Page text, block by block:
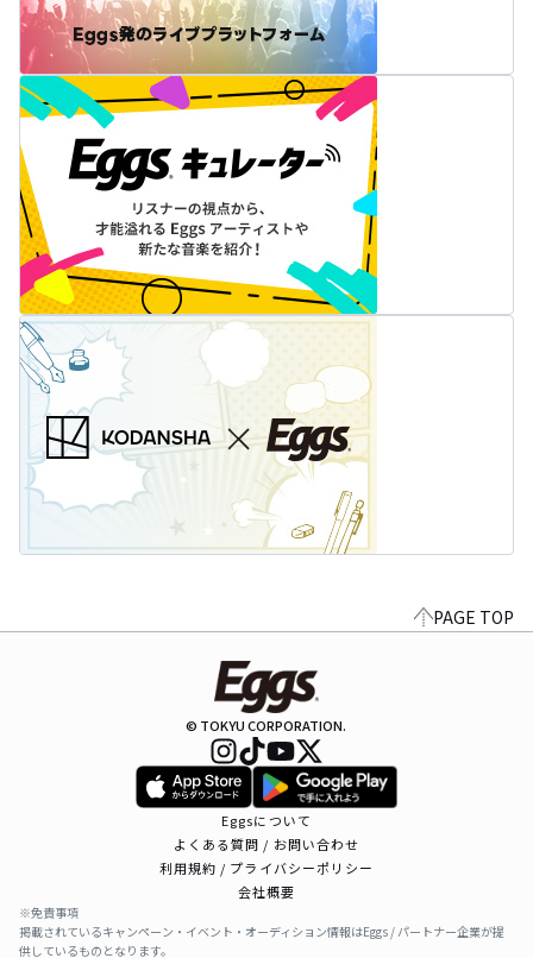
PAGE TOP
© TOKYU CORPORATION.
Eggsについて
よくある質問 / お問い合わせ
利用規約 / プライバシーポリシー
会社概要
※免責事項
掲載されているキャンペーン・イベント・オーディション情報はEggs / パートナー企業が提
供しているものとなります。